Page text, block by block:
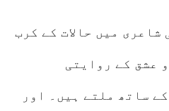
میں حالات کے کرب
عشق کے روایتی
ساتھ ملتے ہیں۔ اور